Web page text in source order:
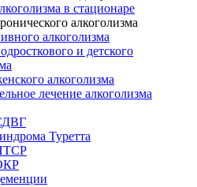
в стационаре
алкоголизма
алкоголизма
и детского
алкоголизма
лечение алкоголизма
Туретта